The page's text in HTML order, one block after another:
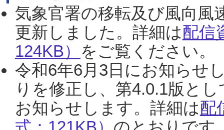
気象官署の移転及び風向風
更新しました。詳細は配信
124KB） をご覧ください。
令和6年6月3日にお知らせ
りを修正し、第4.0.1版と
お知らせします。詳細は配